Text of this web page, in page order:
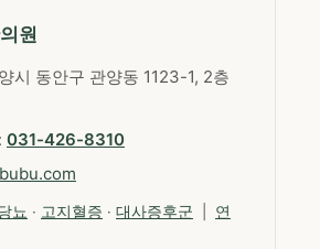
원
시 동안구 관양동 1123-1, 2층
031-426-8310
뇨 · 고지혈증 · 대사증후군
연